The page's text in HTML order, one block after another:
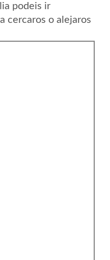
podeis ir
cercaros o alejaros